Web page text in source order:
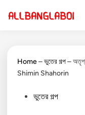
Home–ভুতের গল্প–
Shimin Shahorin
Postedভুতের গল্প